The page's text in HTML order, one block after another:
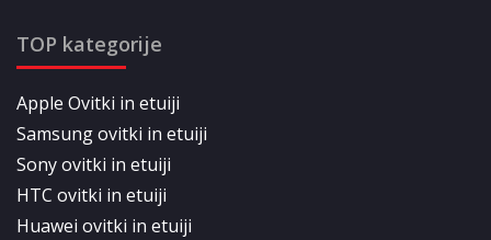
TOP kategorije
Apple Ovitki in etuiji
Samsung ovitki in etuiji
Sony ovitki in etuiji
HTC ovitki in etuiji
Huawei ovitki in etuiji